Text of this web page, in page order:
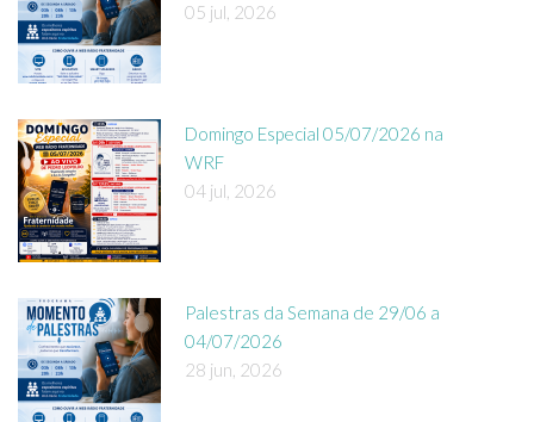
05 jul, 2026
Domingo Especial 05/07/2026 na
WRF
04 jul, 2026
Palestras da Semana de 29/06 a
04/07/2026
28 jun, 2026